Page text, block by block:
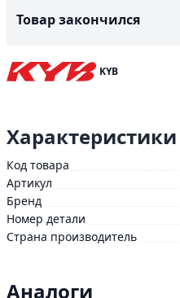
Товар закончился
KYB
Характеристики
Код товара
Артикул
Бренд
Номер детали
Страна производитель
Аналоги